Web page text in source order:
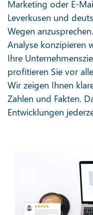
Marketing oder E-
Leverkusen und
Wegen
Analyse konzipieren
Ihre
profitieren Sie vor
Wir zeigen Ihnen
Zahlen und Fakten.
Entwicklungen